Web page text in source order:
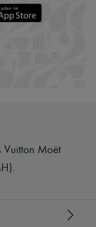
Vuitton Moët
.